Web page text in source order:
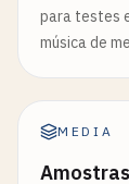
para testes
música de
MEDIA